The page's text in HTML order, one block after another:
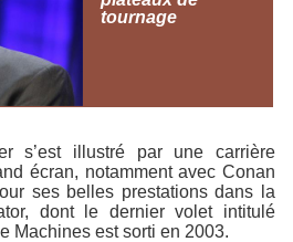
tournage
s’est illustré par une carrière
écran, notamment avec Conan
ses belles prestations dans la
, dont le dernier volet intitulé
Machines est sorti en 2003.